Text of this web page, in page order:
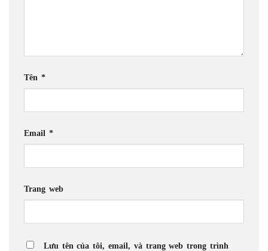
Tên *
Email *
Trang web
Lưu tên của tôi, email, và trang web trong trình